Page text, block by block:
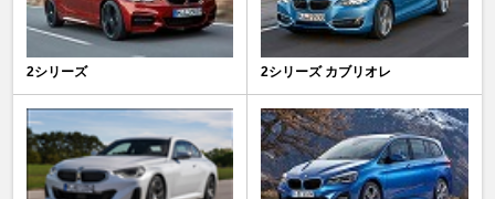
2シリーズ 2シリーズ カブリオレ